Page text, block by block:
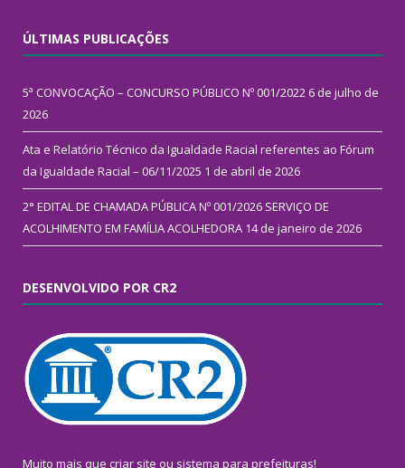
ÚLTIMAS PUBLICAÇÕES
5ª CONVOCAÇÃO – CONCURSO PÚBLICO Nº 001/2022 6 de julho de
2026
Ata e Relatório Técnico da Igualdade Racial referentes ao Fórum
da Igualdade Racial – 06/11/2025 1 de abril de 2026
2° EDITAL DE CHAMADA PÚBLICA Nº 001/2026 SERVIÇO DE
ACOLHIMENTO EM FAMÍLIA ACOLHEDORA 14 de janeiro de 2026
DESENVOLVIDO POR CR2
Muito mais que criar site ou sistema para prefeituras!